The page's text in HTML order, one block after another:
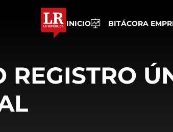
INICIO BITÁCORA
REGISTRO